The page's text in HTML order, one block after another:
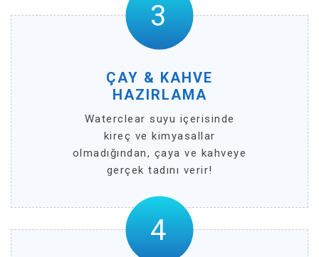
ÇAY & KAHVE
HAZIRLAMA
Waterclear suyu içerisinde
kireç ve kimyasallar
olmadığından, çaya ve kahveye
gerçek tadını verir!